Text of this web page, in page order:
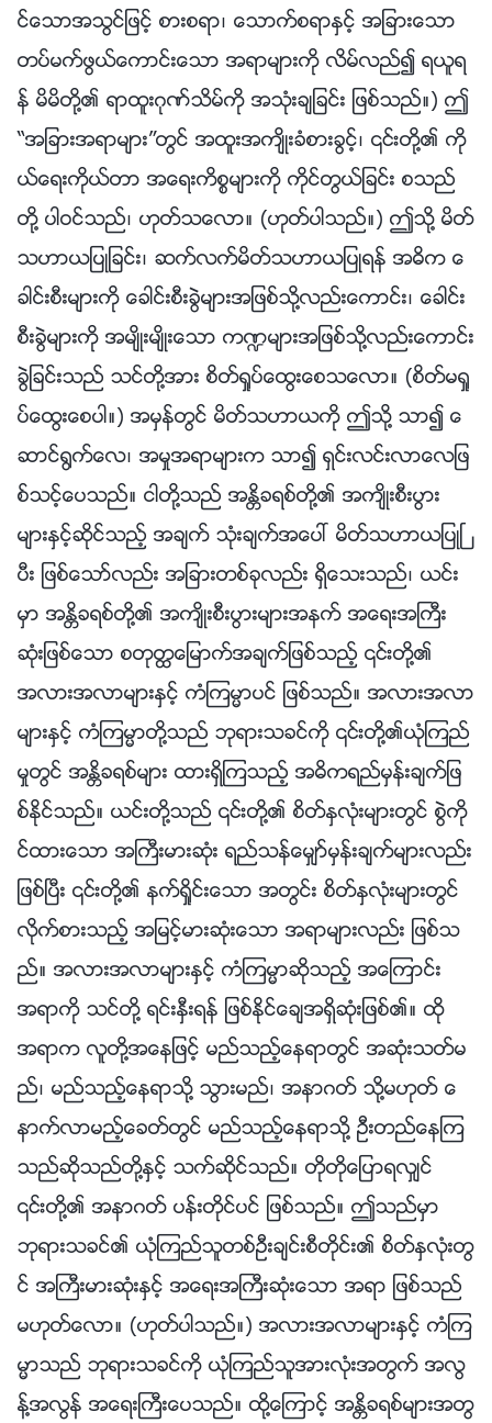
င္ေသာအသြင္ျဖင့္ စားစရာ၊ ေသာက္စရာႏွင့္ အျခားေသာ
တပ္မက္ဖြယ္ေကာင္းေသာ အရာမ်ားကို လိမ္လည္၍ ရယူရ
န္ မိမိတို႔၏ ရာထူးဂုဏ္သိမ္ကို အသုံးခ်ျခင္း ျဖစ္သည္။) ဤ
“အျခားအရာမ်ား”တြင္ အထူးအက်ိဳးခံစားခြင့္၊ ၎တို႔၏ ကို
ယ္ေရးကိုယ္တာ အေရးကိစၥမ်ားကို ကိုင္တြယ္ျခင္း စသည္
တို႔ ပါဝင္သည္၊ ဟုတ္သေလာ။ (ဟုတ္ပါသည္။) ဤသို႔ မိတ္
သဟာယျပဳျခင္း၊ ဆက္လက္မိတ္သဟာယျပဳရန္ အဓိက ေ
ခါင္းစီးမ်ားကို ေခါင္းစီးခြဲမ်ားအျဖစ္သို႔လည္းေကာင္း၊ ေခါင္း
စီးခြဲမ်ားကို အမ်ိဳးမ်ိဳးေသာ က႑မ်ားအျဖစ္သို႔လည္းေကာင္း
ခြဲျခင္းသည္ သင္တို႔အား စိတ္ရႈပ္ေထြးေစသေလာ။ (စိတ္မရႈ
ပ္ေထြးေစပါ။) အမွန္တြင္ မိတ္သဟာယကို ဤသို႔ သာ၍ ေ
ဆာင္႐ြက္ေလ၊ အမႈအရာမ်ားက သာ၍ ရွင္းလင္းလာေလျဖ
စ္သင့္ေပသည္။ ငါတို႔သည္ အႏၲိခရစ္တို႔၏ အက်ိဳးစီးပြား
မ်ားႏွင့္ဆိုင္သည့္ အခ်က္ သုံးခ်က္အေပၚ မိတ္သဟာယျပဳၿ
ပီး ျဖစ္ေသာ္လည္း အျခားတစ္ခုလည္း ရွိေသးသည္၊ ယင္း
မွာ အႏၲိခရစ္တို႔၏ အက်ိဳးစီးပြားမ်ားအနက္ အေရးအႀကီး
ဆုံးျဖစ္ေသာ စတုတၳေျမာက္အခ်က္ျဖစ္သည့္ ၎တို႔၏
အလားအလာမ်ားႏွင့္ ကံၾကမၼာပင္ ျဖစ္သည္။ အလားအလာ
မ်ားႏွင့္ ကံၾကမၼာတို႔သည္ ဘုရားသခင္ကို ၎တို႔၏ယုံၾကည္
မႈတြင္ အႏၲိခရစ္မ်ား ထားရွိၾကသည့္ အဓိကရည္မွန္းခ်က္ျဖ
စ္ႏိုင္သည္။ ယင္းတို႔သည္ ၎တို႔၏ စိတ္ႏွလုံးမ်ားတြင္ စြဲကို
င္ထားေသာ အႀကီးမားဆုံး ရည္သန္ေမွ်ာ္မွန္းခ်က္မ်ားလည္း
ျဖစ္ၿပီး ၎တို႔၏ နက္ရႈိင္းေသာ အတြင္း စိတ္ႏွလုံးမ်ားတြင္
လိုက္စားသည့္ အျမင့္မားဆုံးေသာ အရာမ်ားလည္း ျဖစ္သ
ည္။ အလားအလာမ်ားႏွင့္ ကံၾကမၼာဆိုသည့္ အေၾကာင္း
အရာကို သင္တို႔ ရင္းႏွီးရန္ ျဖစ္ႏိုင္ေခ်အရွိဆုံးျဖစ္၏။ ထို
အရာက လူတို႔အေနျဖင့္ မည္သည့္ေနရာတြင္ အဆုံးသတ္မ
ည္၊ မည္သည့္ေနရာသို႔ သြားမည္၊ အနာဂတ္ သို႔မဟုတ္ ေ
နာက္လာမည့္ေခတ္တြင္ မည္သည့္ေနရာသို႔ ဦးတည္ေနၾက
သည္ဆိုသည္တို႔ႏွင့္ သက္ဆိုင္သည္။ တိုတိုေျပာရလွ်င္
၎တို႔၏ အနာဂတ္ ပန္းတိုင္ပင္ ျဖစ္သည္။ ဤသည္မွာ
ဘုရားသခင္၏ ယုံၾကည္သူတစ္ဦးခ်င္းစီတိုင္း၏ စိတ္ႏွလုံးတြ
င္ အႀကီးမားဆုံးႏွင့္ အေရးအႀကီးဆုံးေသာ အရာ ျဖစ္သည္
မဟုတ္ေလာ။ (ဟုတ္ပါသည္။) အလားအလာမ်ားႏွင့္ ကံၾက
မၼာသည္ ဘုရားသခင္ကို ယုံၾကည္သူအားလုံးအတြက္ အလြ
န္႔အလြန္ အေရးႀကီးေပသည္။ ထို႔ေၾကာင့္ အႏၲိခရစ္မ်ားအတြ